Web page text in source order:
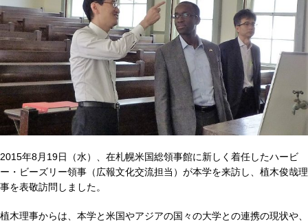
2015年8月19日（水）、在札幌米国総領事館に新しく着任したハービ
ー・ビーズリー領事（広報文化交流担当）が本学を来訪し、植木俊哉理
事を表敬訪問しました。
植木理事からは、本学と米国やアジアの国々の大学との連携の現状や、